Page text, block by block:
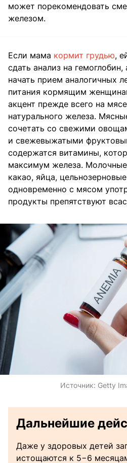
может порекомендовать
железом.
Если мама кормит грудью,
сдать анализ на
начать прием аналогичных
питания кормящим
акцент прежде всего на
натурального железа.
сочетать со свежими
и свежевыжатыми
содержатся витамины,
максимум железа.
какао, яйца,
одновременно с мясом
продукты препятствуют
Источник: Getty
Дальнейшие
Даже у здоровых детей
истощаются к 5−6